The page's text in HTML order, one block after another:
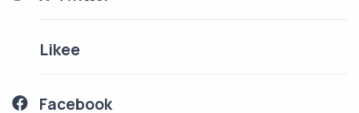
Likee
Facebook